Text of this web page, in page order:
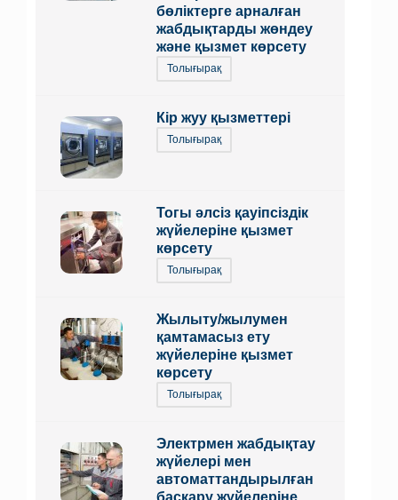
бөліктерге арналған
жабдықтарды жөндеу
және қызмет көрсету
Толығырақ
Кір жуу қызметтері
Толығырақ
Тогы әлсіз қауіпсіздік
жүйелеріне қызмет
көрсету
Толығырақ
Жылыту/жылумен
қамтамасыз ету
жүйелеріне қызмет
көрсету
Толығырақ
Электрмен жабдықтау
жүйелері мен
автоматтандырылған
басқару жүйелеріне